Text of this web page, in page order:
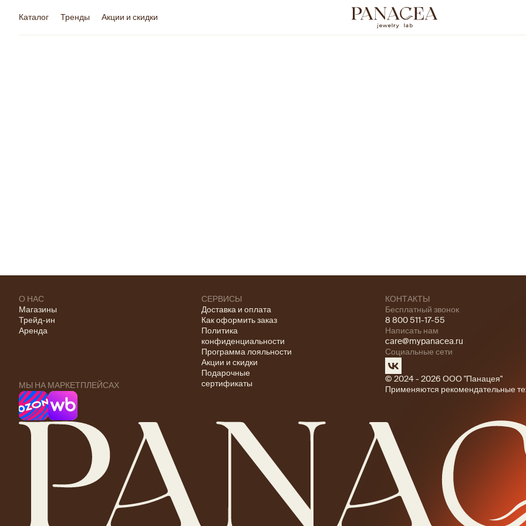
Каталог Тренды Акции и скидки
О НАС
Магазины
Трейд-ин
Аренда
МЫ НА МАРКЕТПЛЕЙСАХ
СЕРВИСЫ
Доставка и оплата
Как оформить заказ
Политика
конфиденциальности
Программа лояльности
Акции и скидки
Подарочные
сертификаты
КОНТАКТЫ
Бесплатный звонок
8 800 511-17-55
Написать нам
care@mypanacea.ru
Социальные сети
© 2024 - 2026 ООО "Панацея"
Применяются рекомендательные